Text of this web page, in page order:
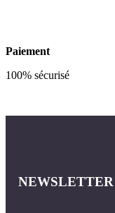
Paiement
100% sécurisé
NEWSLETTER